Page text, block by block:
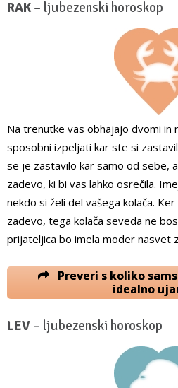
RAK – ljubezenski horoskop
Na trenutke vas obhajajo dvomi in
sposobni izpeljati kar ste si
se je zastavilo kar samo od sebe,
zadevo, ki bi vas lahko osrečila.
nekdo si želi del vašega kolača.
zadevo, tega kolača seveda ne
prijateljica bo imela moder nasvet
Preveri s koliko
idealno
LEV – ljubezenski horoskop